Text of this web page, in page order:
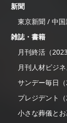
新聞
東京新聞 / 中
雑誌・書籍
月刊終活（
月刊人材ビジ
サンデー毎日（
プレジデント
小さな葬儀と